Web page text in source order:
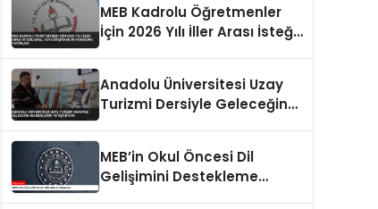
Keşif Yerine Geçti
MEB Kadrolu Öğretmenler
İçin 2026 Yılı İller Arası İsteğe
Anadolu Üniversitesi Uzay
Turizmi Dersiyle Geleceğin
MEB’in Okul Öncesi Dil
Gelişimini Destekleme